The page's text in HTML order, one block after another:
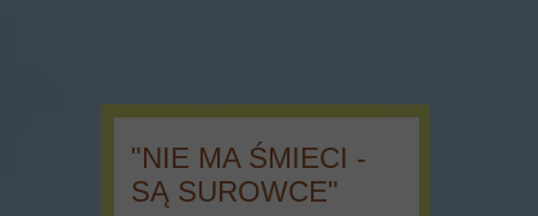
"NIE MA ŚMIECI -
SĄ SUROWCE"